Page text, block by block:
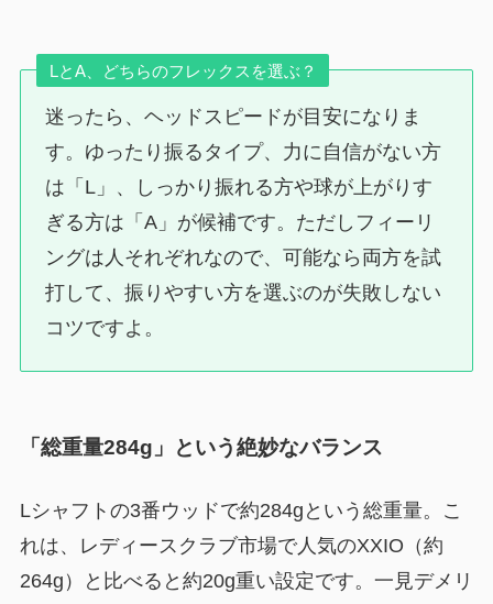
LとA、どちらのフレックスを選ぶ？
迷ったら、ヘッドスピードが目安になりま
す。ゆったり振るタイプ、力に自信がない方
は「L」、しっかり振れる方や球が上がりす
ぎる方は「A」が候補です。ただしフィーリ
ングは人それぞれなので、可能なら両方を試
打して、振りやすい方を選ぶのが失敗しない
コツですよ。
「総重量284g」という絶妙なバランス
Lシャフトの3番ウッドで約284gという総重量。こ
れは、レディースクラブ市場で人気のXXIO（約
264g）と比べると約20g重い設定です。一見デメリ